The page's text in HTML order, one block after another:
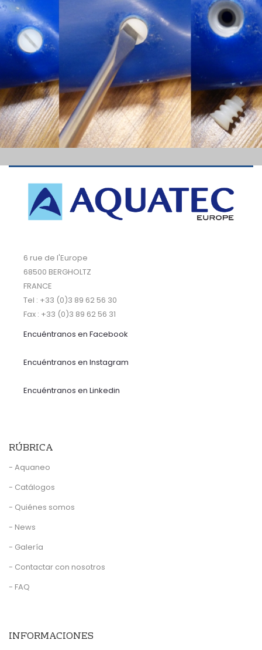
6 rue de l'Europe
68500 BERGHOLTZ
FRANCE
Tel : +33 (0)3 89 62 56 30
Fax : +33 (0)3 89 62 56 31
Encuéntranos en Facebook
Encuéntranos en Instagram
Encuéntranos en Linkedin
RÚBRICA
- Aquaneo
- Catálogos
- Quiénes somos
- News
- Galería
- Contactar con nosotros
- FAQ
INFORMACIONES